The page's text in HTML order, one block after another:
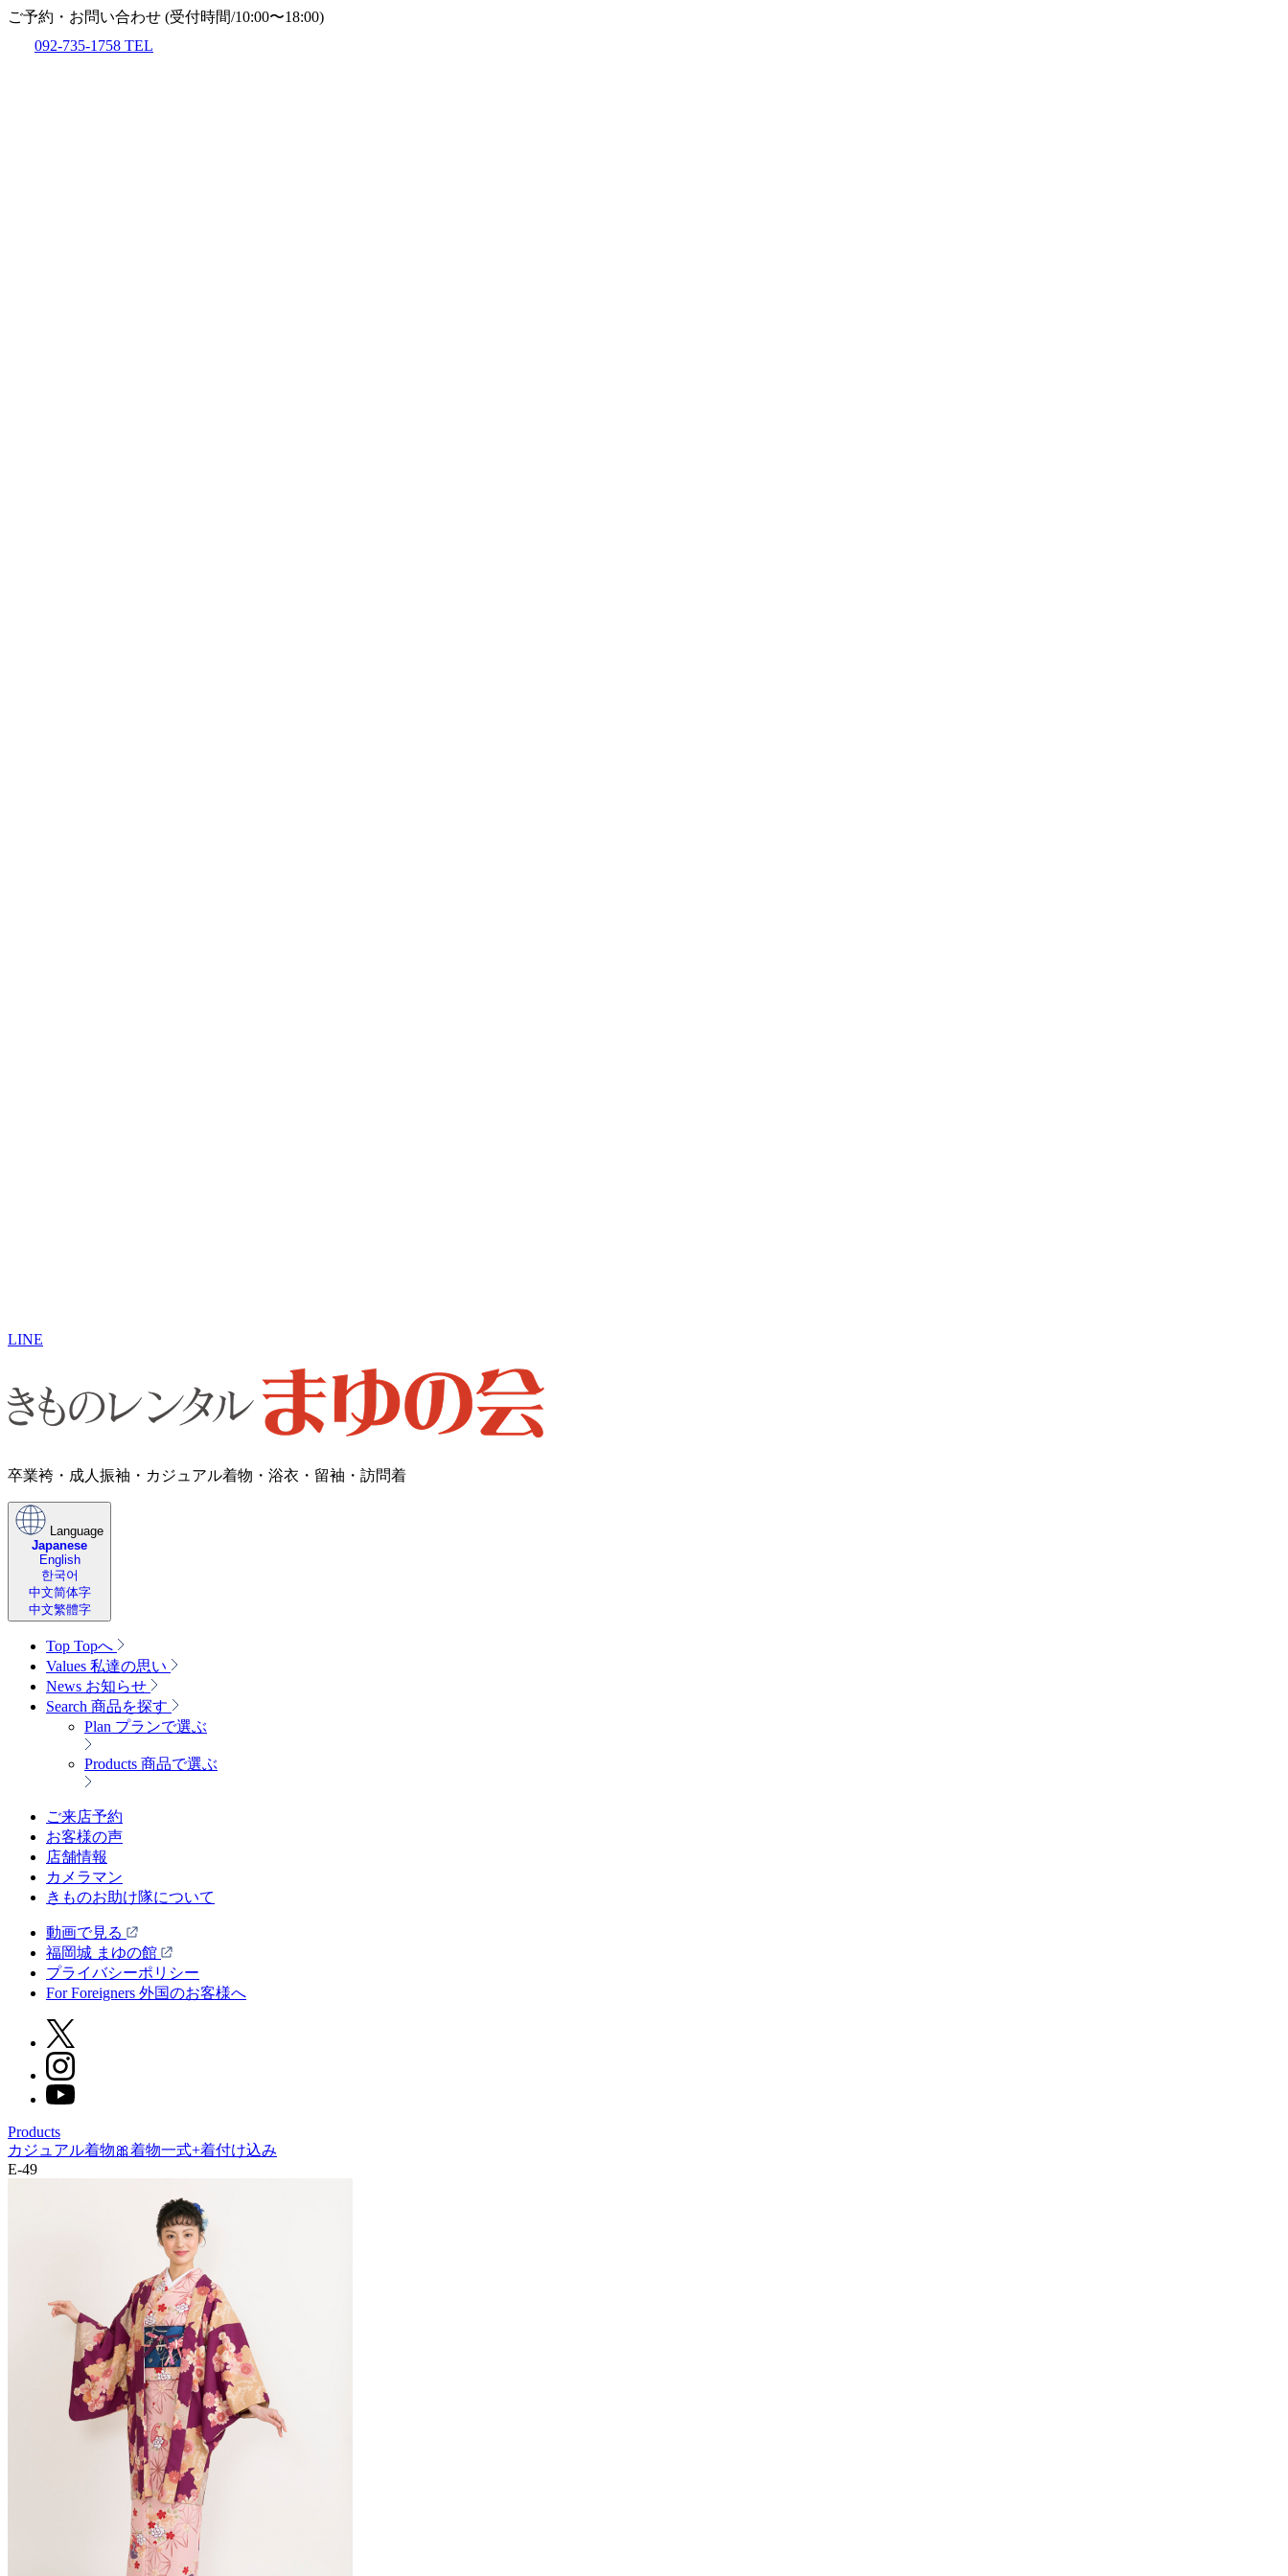
ご予約・お問い合わせ (受付時間/10:00〜18:00)
092-735-1758 TEL
LINE
卒業袴・成人振袖・​カジュアル着物・浴衣・留袖・訪問着
Language
Japanese
English
한국어
中文简体字
中文繁體字
Top Topへ
Values 私達の思い
News お知らせ
Search 商品を探す
Plan プランで選ぶ
Products 商品で選ぶ
ご来店予約
お客様の声
店舗情報
カメラマン
きものお助け隊について
動画で見る
福岡城 まゆの館
プライバシーポリシー
For Foreigners 外国のお客様へ
Products
カジュアル着物🎀着物一式+着付け込み
E-49